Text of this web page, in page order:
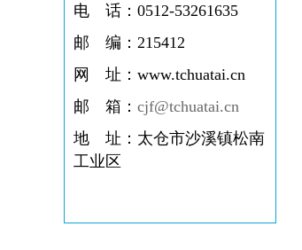
电 话： 0512-53261635
邮 编： 215412
网 址： www.tchuatai.cn
邮 箱： cjf@tchuatai.cn
地 址： 太仓市沙溪镇松南
工业区